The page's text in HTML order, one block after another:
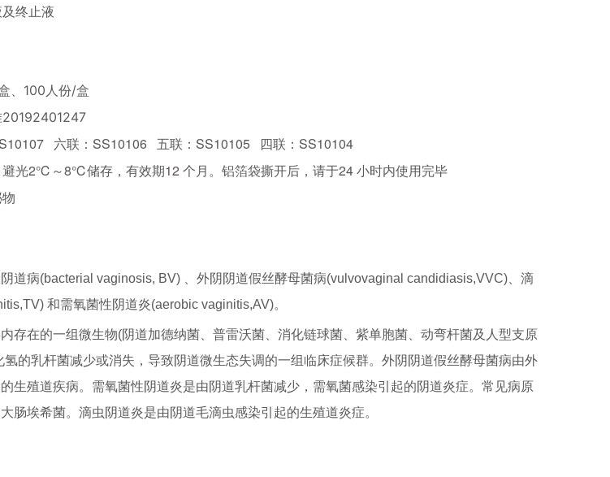
及终止液
、100人份/盒
20192401247
六联：SS10106 五联：SS10105 四联：SS10104
避光2℃～8℃储存，有效期12 个月。铝箔袋撕开后， 请于24 小时内使用完毕
道病(bacterial vaginosis, BV) 、外阴阴道假丝酵母菌病(vulvovaginal candidiasis,VVC)、滴
和需氧菌性阴道炎(aerobic vaginitis,AV)。
存在的一组微生物(阴道加德纳菌、普雷沃菌、消化链球菌、紫单胞菌、动弯杆菌及人型支原
的乳杆菌减少或消失，导致阴道微生态失调的一组临床症候群。外阴阴道假丝酵母菌病由外
生殖道疾病。需氧菌性阴道炎是由阴道乳杆菌减少，需氧菌感染引起的阴道炎症。常见病原
肠埃希菌。滴虫阴道炎是由阴道毛滴虫感染引起的生殖道炎症。